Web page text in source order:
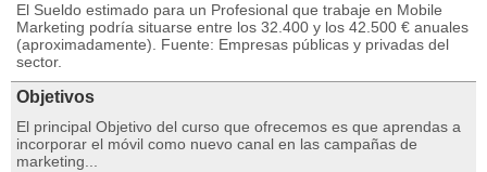
El Sueldo estimado para un Profesional que trabaje en Mobile
Marketing podría situarse entre los 32.400 y los 42.500 € anuales
(aproximadamente). Fuente: Empresas públicas y privadas del
sector.
Objetivos
El principal Objetivo del curso que ofrecemos es que aprendas a
incorporar el móvil como nuevo canal en las campañas de
marketing...